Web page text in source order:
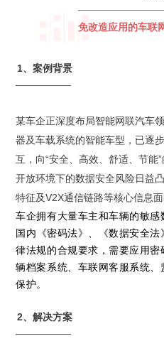
免改造应用的车联
1、案例背景
某车企正深度布局智能网联汽车
器及车载系统的智能车型，已逐
互，向“安全、高效、舒适、节能
开放环境下的数据安全风险日益
特征及V2X通信链路等核心信息
车企拥有大量车主和车辆的敏
国内 《密码法》、
《数据安全
律法规的合规要求，需要应用
辆档案系统、车联网客服系统
保护。
2、解决方案